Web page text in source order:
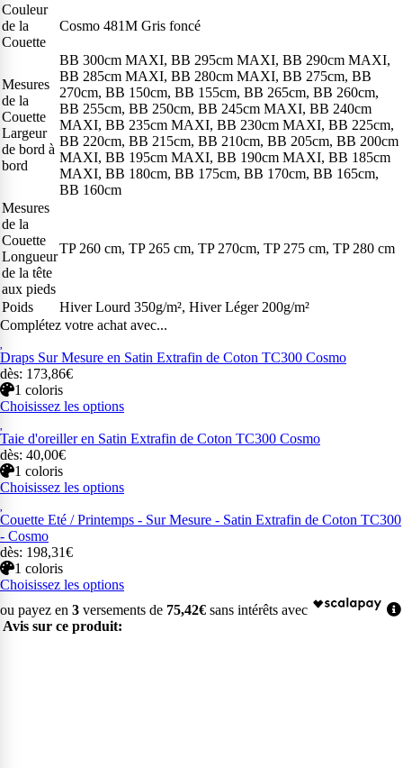
Couleur
de la
Couette
Cosmo 481M Gris foncé
Mesures
de la
Couette
Largeur
de bord à
bord
BB 300cm MAXI, BB 295cm MAXI, BB 290cm MAXI,
BB 285cm MAXI, BB 280cm MAXI, BB 275cm, BB
270cm, BB 150cm, BB 155cm, BB 265cm, BB 260cm,
BB 255cm, BB 250cm, BB 245cm MAXI, BB 240cm
MAXI, BB 235cm MAXI, BB 230cm MAXI, BB 225cm,
BB 220cm, BB 215cm, BB 210cm, BB 205cm, BB 200cm
MAXI, BB 195cm MAXI, BB 190cm MAXI, BB 185cm
MAXI, BB 180cm, BB 175cm, BB 170cm, BB 165cm,
BB 160cm
Mesures
de la
Couette
Longueur
de la tête
aux pieds
TP 260 cm, TP 265 cm, TP 270cm, TP 275 cm, TP 280 cm
Poids
Hiver Lourd 350g/m², Hiver Léger 200g/m²
Complétez votre achat avec...
Draps Sur Mesure en Satin Extrafin de Coton TC300 Cosmo
dès: 173,86€
1 coloris
Choisissez les options
Taie d'oreiller en Satin Extrafin de Coton TC300 Cosmo
dès: 40,00€
1 coloris
Choisissez les options
Couette Eté / Printemps - Sur Mesure - Satin Extrafin de Coton TC300
- Cosmo
dès: 198,31€
1 coloris
Choisissez les options
ou payez en 3 versements de 75,42€ sans intérêts avec
Avis sur ce produit: